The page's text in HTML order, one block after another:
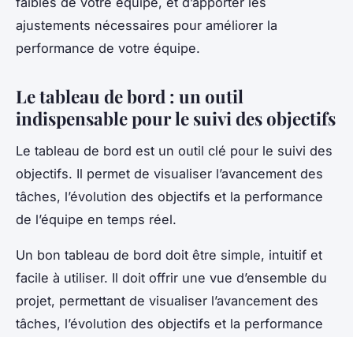
ajustements nécessaires pour améliorer la
performance de votre équipe.
Le tableau de bord : un outil
indispensable pour le suivi des objectifs
Le tableau de bord est un outil clé pour le suivi des
objectifs. Il permet de visualiser l’avancement des
tâches, l’évolution des objectifs et la performance
de l’équipe en temps réel.
Un bon tableau de bord doit être simple, intuitif et
facile à utiliser. Il doit offrir une vue d’ensemble du
projet, permettant de visualiser l’avancement des
tâches, l’évolution des objectifs et la performance